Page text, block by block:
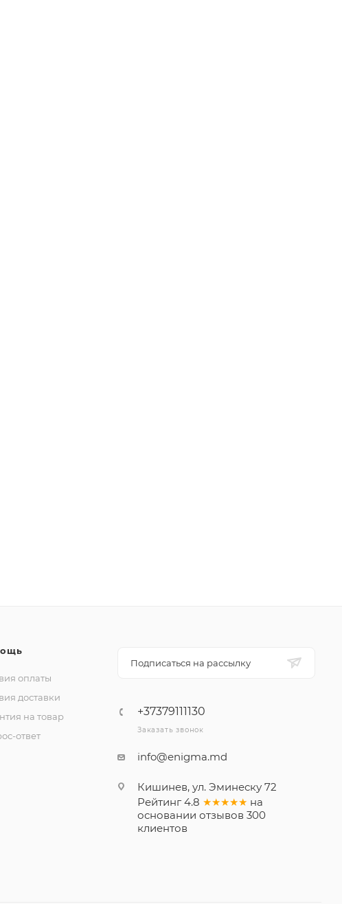
оплаты
доставки
на товар
ответ
Подписаться на рассылку
+37379111130
Заказать звонок
info@enigma.md
Кишинев, ул. Эминеску 72
Рейтинг 4.8 ★★★★★ на
основании отзывов 300
клиентов